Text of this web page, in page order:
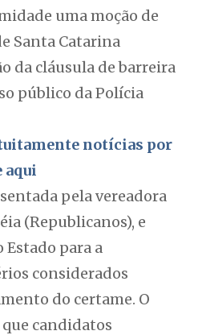
uma moção de
Santa Catarina
da cláusula de barreira
público da Polícia
notícias por
aqui
pela vereadora
(Republicanos), e
para a
considerados
do certame. O
candidatos